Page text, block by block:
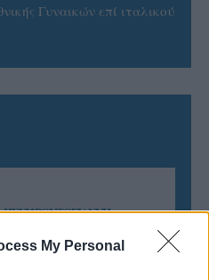
My Personal
Γυναικών επί ιταλικού
ΠΕΝΥ ΡΟΝΤΟΓΙΑΝΝΗ
Από την Περούτζια του 2000